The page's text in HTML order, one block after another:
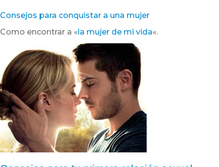
Consejos para conquistar a una mujer
Como encontrar a «la mujer de mi vida«.